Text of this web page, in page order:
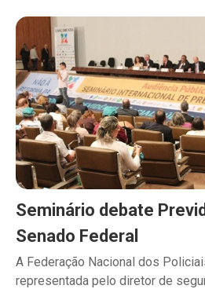
Seminário debate
Senado Federal
A Federação Nacional dos
representada pelo diretor de